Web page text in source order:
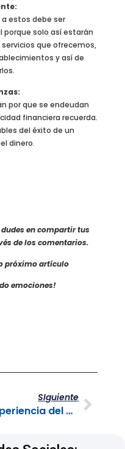
estos debe ser
porque solo así estarán
que ofrecemos,
y así de
por que se endeudan
financiera recuerda.
del éxito de un
dinero.
des en compartir tus
de los comentarios.
próximo artículo
emociones!
SIguiente
Experiencia del Cliente: ¿Qué es y por qué es importante?